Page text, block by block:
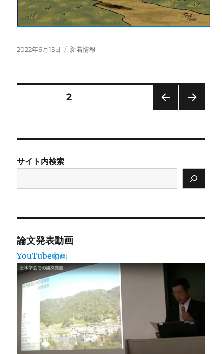
投
2022年6月15日
カ
新着情報
の
ペ
ー
ジ
送
り
固定ページ2
サイト内検索
論文発表動画
YouTube動画